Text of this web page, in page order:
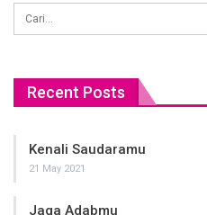
Recent Posts
Kenali Saudaramu
21 May 2021
Jaga Adabmu